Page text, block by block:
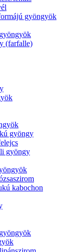
gyöngyök
(farfalle)
gyöngy
gyöngy
kabochon